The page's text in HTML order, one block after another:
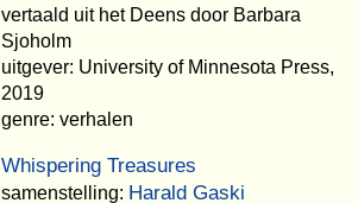
vertaald uit het Deens door Barbara
Sjoholm
uitgever: University of Minnesota Press,
2019
genre: verhalen
Whispering Treasures
samenstelling: Harald Gaski